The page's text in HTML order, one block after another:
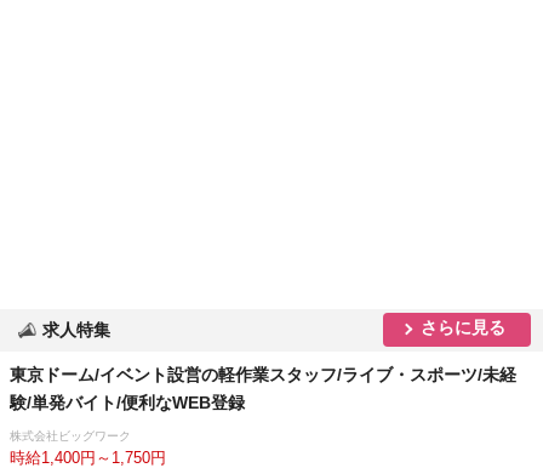
求人特集 さらに見る
東京ドーム/イベント設営の軽作業スタッフ/ライブ・スポーツ/未経
験/単発バイト/便利なWEB登録
株式会社ビッグワーク
時給1,400円～1,750円